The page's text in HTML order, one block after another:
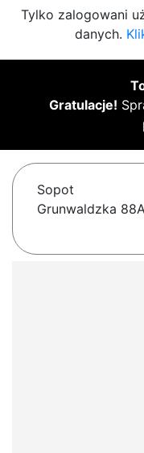
Tylko zalogowani
danych.
Gratulacje!
Sopot
Grunwaldzka